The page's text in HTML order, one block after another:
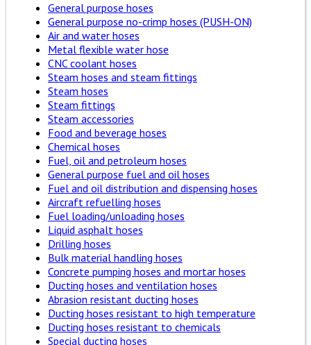
General purpose hoses
General purpose no-crimp hoses (PUSH-ON)
Air and water hoses
Metal flexible water hose
CNC coolant hoses
Steam hoses and steam fittings
Steam hoses
Steam fittings
Steam accessories
Food and beverage hoses
Chemical hoses
Fuel, oil and petroleum hoses
General purpose fuel and oil hoses
Fuel and oil distribution and dispensing hoses
Aircraft refuelling hoses
Fuel loading/unloading hoses
Liquid asphalt hoses
Drilling hoses
Bulk material handling hoses
Concrete pumping hoses and mortar hoses
Ducting hoses and ventilation hoses
Abrasion resistant ducting hoses
Ducting hoses resistant to high temperature
Ducting hoses resistant to chemicals
Special ducting hoses